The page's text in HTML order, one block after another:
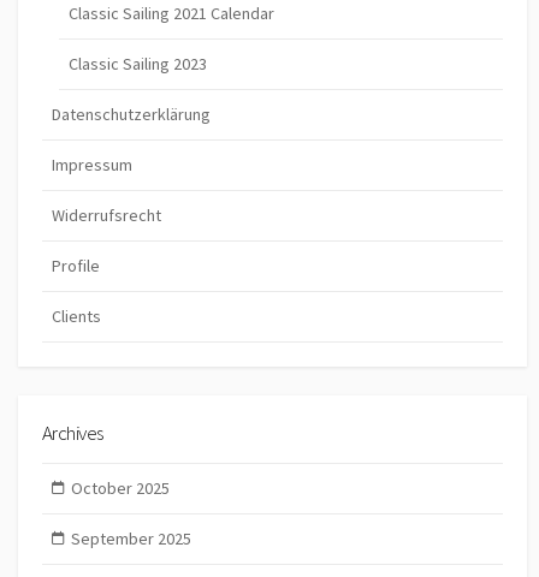
Classic Sailing 2021 Calendar
Classic Sailing 2023
Datenschutzerklärung
Impressum
Widerrufsrecht
Profile
Clients
Archives
October 2025
September 2025